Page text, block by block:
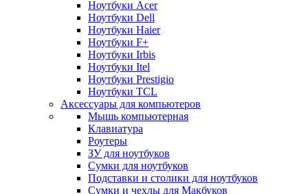
Ноутбуки Acer
Ноутбуки Dell
Ноутбуки Haier
Ноутбуки F+
Ноутбуки Irbis
Ноутбуки Itel
Ноутбуки Prestigio
Ноутбуки TCL
Аксессуары для компьютеров
Мышь компьютерная
Клавиатура
Роутеры
ЗУ для ноутбуков
Сумки для ноутбуков
Подставки и столики для ноутбуков
Сумки и чехлы для Макбуков